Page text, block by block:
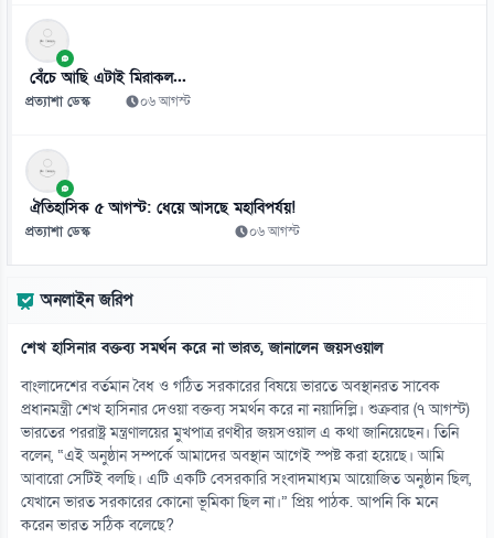
১১
আলাউদ্দিন আলীর এক চড়েই বদলে যায় বিশ্বজিতের জীবন
০৯ আগস্ট
১২
অবসরপ্রাপ্ত এমপিওভুক্ত শিক্ষকদের জন্য বড় সুখবর!
০৯ আগস্ট
০৯ আগস্ট
১৪
মাতারবাড়ী বিদ্যুৎকেন্দ্রে প্রধানমন্ত্রী
০৯ আগস্ট
১৫
জাপানে ক্রেতারা ভুতুড়ে বাড়ি কেন কিনছেন!
০৯ আগস্ট
বেঁচে আছি এটাই মিরাকল...
প্রত্যাশা ডেস্ক ০৬ আগস্ট
ঐতিহাসিক ৫ আগস্ট: ধেয়ে আসছে মহাবিপর্যয়!
প্রত্যাশা ডেস্ক ০৬ আগস্ট
অনলাইন জরিপ
শেখ হাসিনার বক্তব্য সমর্থন করে না ভারত, জানালেন জয়সওয়াল
বাংলাদেশের বর্তমান বৈধ ও গঠিত সরকারের বিষয়ে ভারতে অবস্থানরত সাবেক
প্রধানমন্ত্রী শেখ হাসিনার দেওয়া বক্তব্য সমর্থন করে না নয়াদিল্লি। শুক্রবার (৭ আগস্ট)
ভারতের পররাষ্ট্র মন্ত্রণালয়ের মুখপাত্র রণধীর জয়সওয়াল এ কথা জানিয়েছেন। তিনি
বলেন, “এই অনুষ্ঠান সম্পর্কে আমাদের অবস্থান আগেই স্পষ্ট করা হয়েছে। আমি
আবারো সেটিই বলছি। এটি একটি বেসরকারি সংবাদমাধ্যম আয়োজিত অনুষ্ঠান ছিল,
যেখানে ভারত সরকারের কোনো ভূমিকা ছিল না।” প্রিয় পাঠক. আপনি কি মনে
করেন ভারত সঠিক বলেছে?